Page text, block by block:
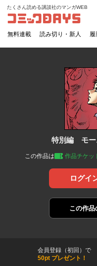
コミックDAYS
たくさん読める講談社のマンガWEB
無料連載 読み切り・新人 履
特別編 モー
この作品は 作品チケッ
ログイ
この作品
会員登録（初回）で
50pt プレゼント！